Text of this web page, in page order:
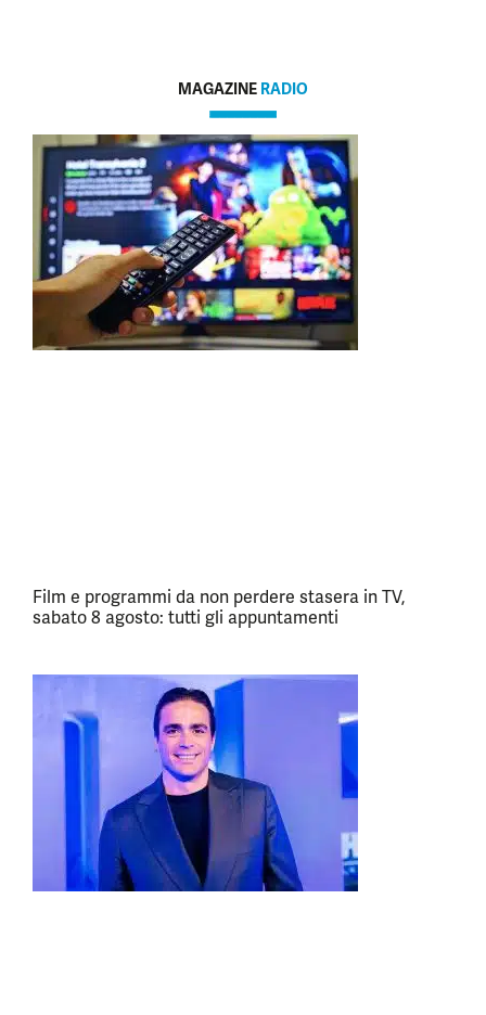
MAGAZINE RADIO
Film e programmi da non perdere stasera in TV,
sabato 8 agosto: tutti gli appuntamenti